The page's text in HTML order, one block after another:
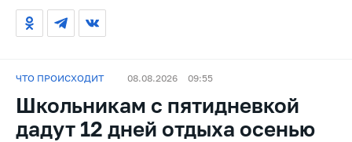
ЧТО ПРОИСХОДИТ 08.08.2026 09:55
Школьникам с пятидневкой
дадут 12 дней отдыха осенью